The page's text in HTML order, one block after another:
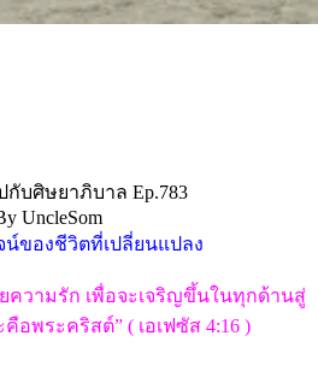
บศิษยาภิบาล Ep.783
UncleSom
ของชีวิตที่เปลี่ยนแปลง
ความรัก เพื่อจะเจริญขึ้นในทุกด้านสู่
อพระคริสต์” ( เอเฟซัส 4:16 )